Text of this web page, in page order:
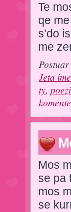
Te
qe
s’do
me
Jeta ime
ty,
Mos
se pa
mos
se